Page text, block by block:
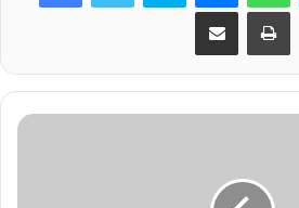
Share via Email